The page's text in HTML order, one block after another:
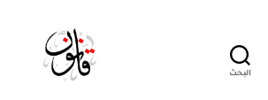
البحث